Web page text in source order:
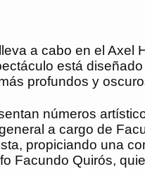
a cabo en el
está
profundos y
números
a cargo de
propiciando una
Facundo Quirós,